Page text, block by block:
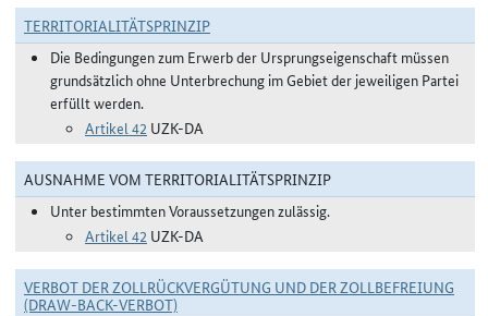
TERRITORIALITÄTSPRINZIP
Die Bedingungen zum Erwerb der Ursprungseigenschaft müssen
grundsätzlich ohne Unterbrechung im Gebiet der jeweiligen Partei
erfüllt werden.
Artikel 42 UZK-DA
AUSNAHME VOM TERRITORIALITÄTSPRINZIP
Unter bestimmten Voraussetzungen zulässig.
Artikel 42 UZK-DA
VERBOT DER ZOLLRÜCKVERGÜTUNG UND DER ZOLLBEFREIUNG
(DRAW-BACK-VERBOT)